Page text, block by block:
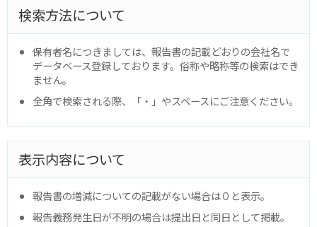
検索方法について
保有者名につきましては、報告書の記載どおりの会社名で
データベース登録しております。俗称や略称等の検索はでき
ません。
全角で検索される際、「・」やスペースにご注意ください。
表示内容について
報告書の増減についての記載がない場合は０と表示。
報告義務発生日が不明の場合は提出日と同日として掲載。